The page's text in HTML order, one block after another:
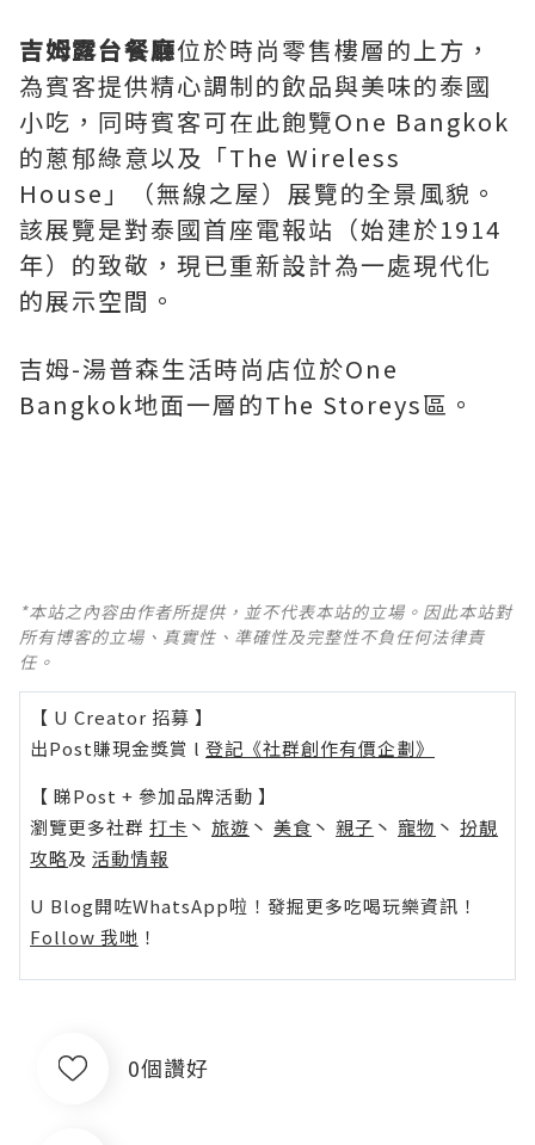
吉姆露台餐廳位於時尚零售樓層的上方，
為賓客提供精心調制的飲品與美味的泰國
小吃，同時賓客可在此飽覽One Bangkok
的蔥郁綠意以及「The Wireless
House」（無線之屋）展覽的全景風貌。
該展覽是對泰國首座電報站（始建於1914
年）的致敬，現已重新設計為一處現代化
的展示空間。
吉姆-湯普森生活時尚店位於One
Bangkok地面一層的The Storeys區。
*本站之內容由作者所提供，並不代表本站的立場。因此本站對
所有博客的立場、真實性、準確性及完整性不負任何法律責
任。
【 U Creator 招募 】
出Post賺現金獎賞 l 登記《社群創作有價企劃》
【 睇Post + 參加品牌活動 】
瀏覽更多社群 打卡 丶 旅遊 丶 美食 丶 親子 丶 寵物 丶 扮靚
攻略及 活動情報
U Blog開咗WhatsApp啦！發掘更多吃喝玩樂資訊！
Follow 我哋 ！
0個讚好